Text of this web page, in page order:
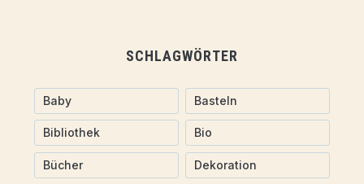
SCHLAGWÖRTER
Baby Basteln
Bibliothek Bio
Bücher Dekoration